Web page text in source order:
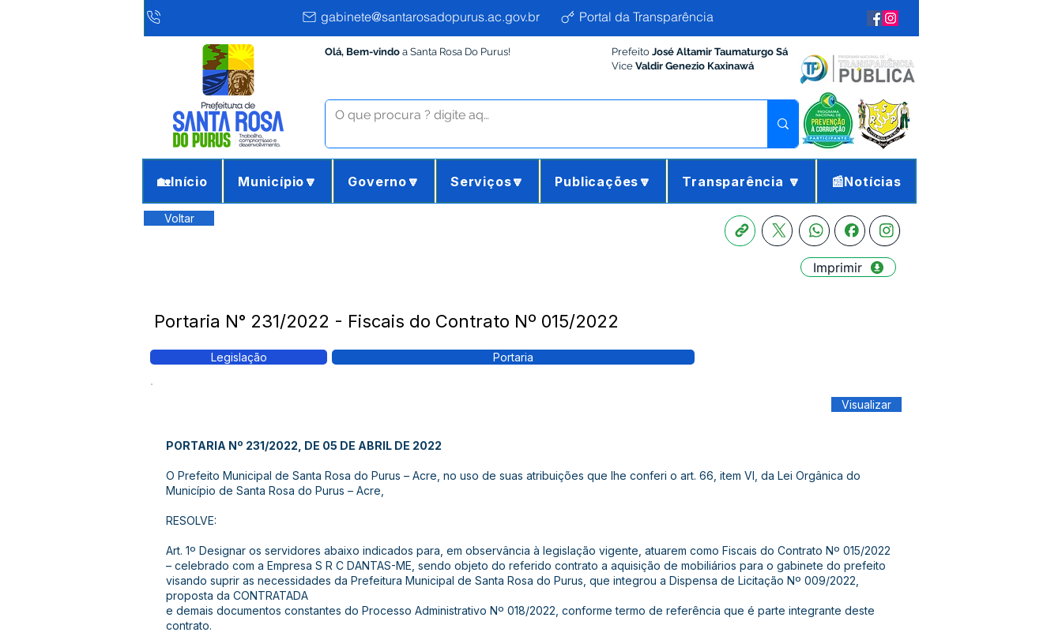
gabinete@santarosadopurus.ac.gov.br Portal da Transparência
Olá, Bem-vindo a Santa Rosa Do Purus! Prefeito José Altamir Taumaturgo Sá
Vice Valdir Genezio Kaxinawá
🏡Início Município🔽 Governo🔽 Serviços🔽 Publicações🔽 Transparência 🔽 📰Notícias
Voltar
Imprimir
Portaria N° 231/2022 - Fiscais do Contrato Nº 015/2022
Legislação Portaria
Visualizar
PORTARIA Nº 231/2022, DE 05 DE ABRIL DE 2022
O Prefeito Municipal de Santa Rosa do Purus – Acre, no uso de suas atribuições que lhe conferi o art. 66, item VI, da Lei Orgânica do
Município de Santa Rosa do Purus – Acre,
RESOLVE:
Art. 1º Designar os servidores abaixo indicados para, em observância à legislação vigente, atuarem como Fiscais do Contrato Nº 015/2022
– celebrado com a Empresa S R C DANTAS-ME, sendo objeto do referido contrato a aquisição de mobiliários para o gabinete do prefeito
visando suprir as necessidades da Prefeitura Municipal de Santa Rosa do Purus, que integrou a Dispensa de Licitação Nº 009/2022,
proposta da CONTRATADA
e demais documentos constantes do Processo Administrativo Nº 018/2022, conforme termo de referência que é parte integrante deste
contrato.